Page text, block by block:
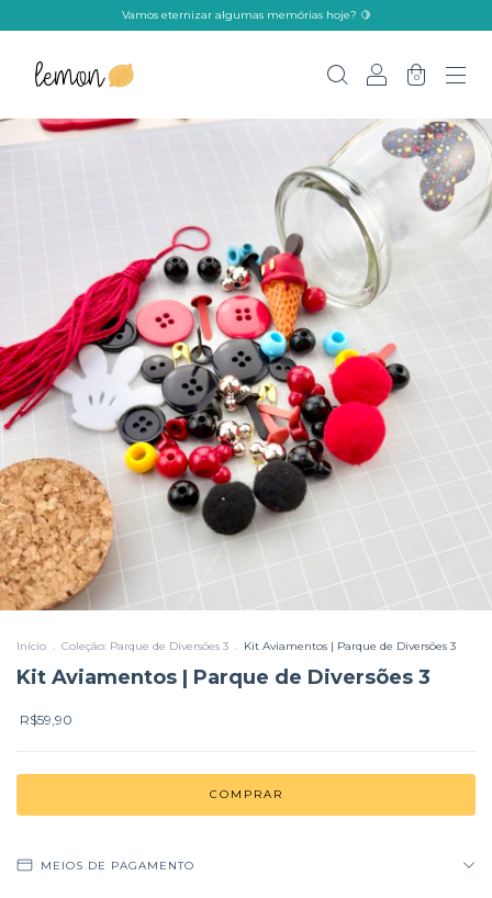
Vamos eternizar algumas memórias hoje? 🍋
0
Início . Coleção: Parque de Diversões 3 . Kit Aviamentos | Parque de Diversões 3
Kit Aviamentos | Parque de Diversões 3
R$59,90
MEIOS DE PAGAMENTO